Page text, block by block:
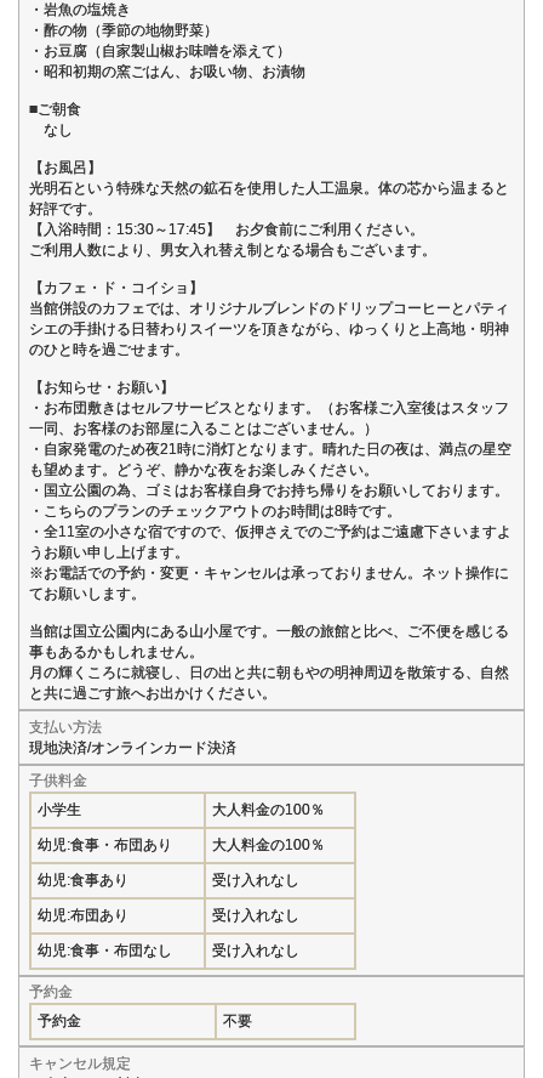
・岩魚の塩焼き
・酢の物（季節の地物野菜）
・お豆腐（自家製山椒お味噌を添えて）
・昭和初期の窯ごはん、お吸い物、お漬物
■ご朝食
なし
【お風呂】
光明石という特殊な天然の鉱石を使用した人工温泉。体の芯から温まると
好評です。
【入浴時間：15:30～17:45】 お夕食前にご利用ください。
ご利用人数により、男女入れ替え制となる場合もございます。
【カフェ・ド・コイショ】
当館併設のカフェでは、オリジナルブレンドのドリップコーヒーとパティ
シエの手掛ける日替わりスイーツを頂きながら、ゆっくりと上高地・明神
のひと時を過ごせます。
【お知らせ・お願い】
・お布団敷きはセルフサービスとなります。（お客様ご入室後はスタッフ
一同、お客様のお部屋に入ることはございません。）
・自家発電のため夜21時に消灯となります。晴れた日の夜は、満点の星空
も望めます。どうぞ、静かな夜をお楽しみください。
・国立公園の為、ゴミはお客様自身でお持ち帰りをお願いしております。
・こちらのプランのチェックアウトのお時間は8時です。
・全11室の小さな宿ですので、仮押さえでのご予約はご遠慮下さいますよ
うお願い申し上げます。
※お電話での予約・変更・キャンセルは承っておりません。ネット操作に
てお願いします。
当館は国立公園内にある山小屋です。一般の旅館と比べ、ご不便を感じる
事もあるかもしれません。
月の輝くころに就寝し、日の出と共に朝もやの明神周辺を散策する、自然
と共に過ごす旅へお出かけください。
支払い方法
現地決済/オンラインカード決済
子供料金
小学生
大人料金の100％
幼児:食事・布団あり 大人料金の100％
幼児:食事あり 受け入れなし
幼児:布団あり 受け入れなし
幼児:食事・布団なし 受け入れなし
予約金
予約金
不要
キャンセル規定